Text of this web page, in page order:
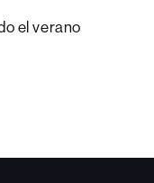
el verano